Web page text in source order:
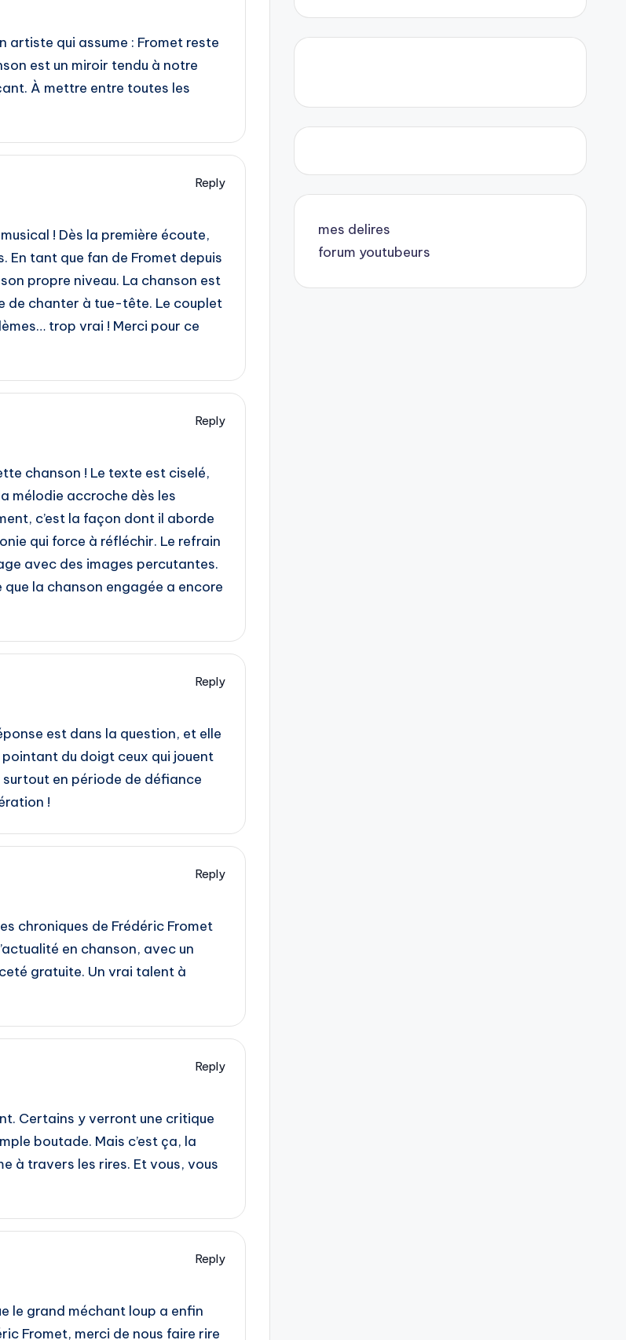
artiste qui assume : Fromet reste
est un miroir tendu à notre
À mettre entre toutes les
Reply
! Dès la première écoute,
En tant que fan de Fromet depuis
propre niveau. La chanson est
de chanter à tue-tête. Le couplet
trop vrai ! Merci pour ce
Reply
chanson ! Le texte est ciselé,
mélodie accroche dès les
c’est la façon dont il aborde
qui force à réfléchir. Le refrain
avec des images percutantes.
la chanson engagée a encore
Reply
est dans la question, et elle
du doigt ceux qui jouent
en période de défiance
!
Reply
chroniques de Frédéric Fromet
en chanson, avec un
gratuite. Un vrai talent à
Reply
Certains y verront une critique
boutade. Mais c’est ça, la
à travers les rires. Et vous, vous
Reply
le grand méchant loup a enfin
Fromet, merci de nous faire rire
mes delires
forum youtubeurs